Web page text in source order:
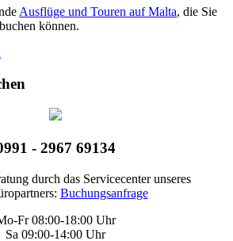
Ausflüge und Touren auf Malta, die Sie
können.
- 2967 69134
durch das Servicecenter unseres
Buchungsanfrage
Fr 08:00-18:00 Uhr
Sa 09:00-14:00 Uhr